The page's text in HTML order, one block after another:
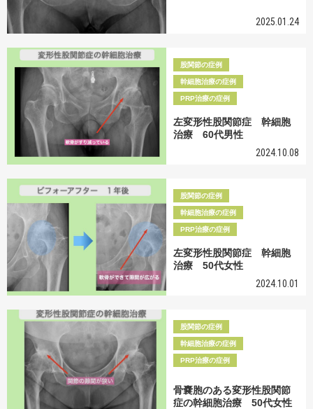
2025.01.24
股関節の症例
幹細胞治療の症例
PRP治療の症例
左変形性股関節症 幹細胞
治療 60代男性
2024.10.08
股関節の症例
幹細胞治療の症例
PRP治療の症例
左変形性股関節症 幹細胞
治療 50代女性
2024.10.01
股関節の症例
幹細胞治療の症例
PRP治療の症例
骨嚢胞のある変形性股関節
症の幹細胞治療 50代女性